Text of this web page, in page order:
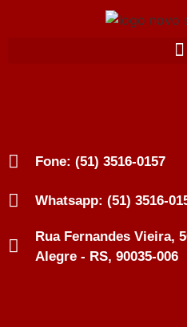
Fone: (51) 3516-0157
Whatsapp: (51) 3516-
Rua Fernandes Vieira,
Alegre - RS, 90035-006